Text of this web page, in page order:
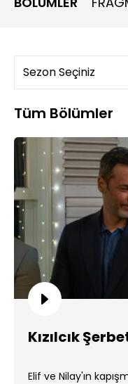
Abdullah’ı gören
ile bir oyun kurarak bu
Tüm Bölümler
Kızılcık
Elif ve Nilay'ın